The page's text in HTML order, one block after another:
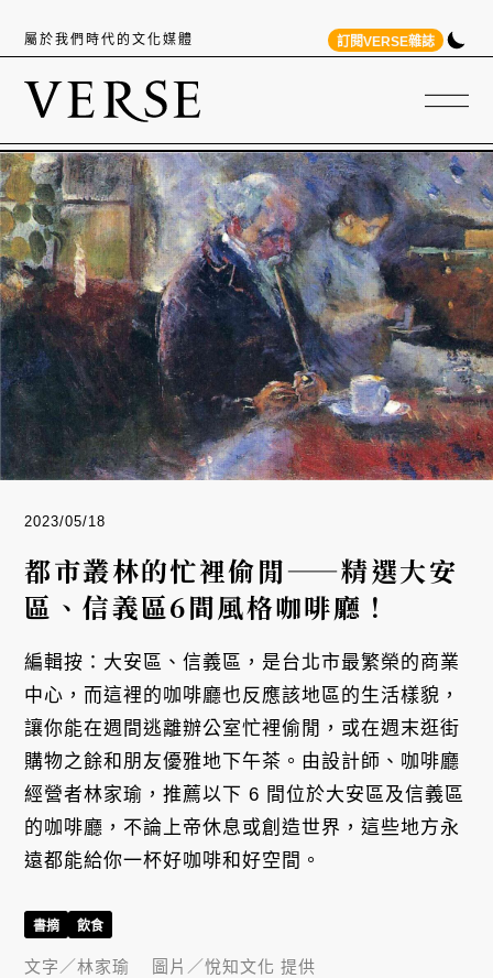
屬於我們時代的文化媒體 訂閱VERSE雜誌
2023/05/18
都市叢林的忙裡偷閒——精選大安
區、信義區6間風格咖啡廳！
編輯按：大安區、信義區，是台北市最繁榮的商業
中心，而這裡的咖啡廳也反應該地區的生活樣貌，
讓你能在週間逃離辦公室忙裡偷閒，或在週末逛街
購物之餘和朋友優雅地下午茶。由設計師、咖啡廳
經營者林家瑜，推薦以下 6 間位於大安區及信義區
的咖啡廳，不論上帝休息或創造世界，這些地方永
遠都能給你一杯好咖啡和好空間。
書摘 飲食
文字／林家瑜 圖片／悅知文化 提供